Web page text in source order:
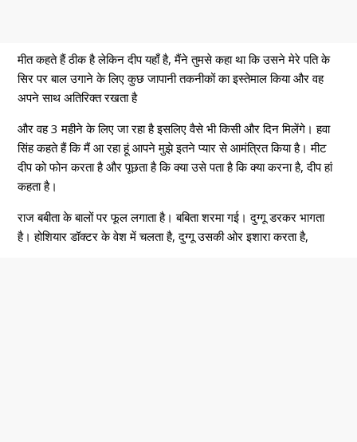
मीत कहते हैं ठीक है लेकिन दीप यहाँ है, मैंने तुमसे कहा था कि उसने मेरे पति के
सिर पर बाल उगाने के लिए कुछ जापानी तकनीकों का इस्तेमाल किया और वह
अपने साथ अतिरिक्त रखता है
और वह 3 महीने के लिए जा रहा है इसलिए वैसे भी किसी और दिन मिलेंगे। हवा
सिंह कहते हैं कि मैं आ रहा हूं आपने मुझे इतने प्यार से आमंत्रित किया है।मीट
दीप को फोन करता है और पूछता है कि क्या उसे पता है कि क्या करना है, दीप हां
कहता है।
राज बबीता के बालों पर फूल लगाता है। बबिता शरमा गई। दुग्गू डरकर भागता
है। होशियार डॉक्टर के वेश में चलता है, दुग्गू उसकी ओर इशारा करता है,